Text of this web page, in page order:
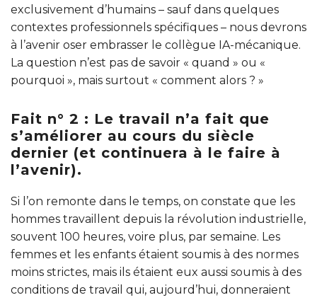
exclusivement d’humains – sauf dans quelques
contextes professionnels spécifiques – nous devrons
à l’avenir oser embrasser le collègue IA-mécanique.
La question n’est pas de savoir « quand » ou «
pourquoi », mais surtout « comment alors ? »
Fait n° 2 : Le travail n’a fait que
s’améliorer au cours du siècle
dernier (et continuera à le faire à
l’avenir).
Si l’on remonte dans le temps, on constate que les
hommes travaillent depuis la révolution industrielle,
souvent 100 heures, voire plus, par semaine. Les
femmes et les enfants étaient soumis à des normes
moins strictes, mais ils étaient eux aussi soumis à des
conditions de travail qui, aujourd’hui, donneraient